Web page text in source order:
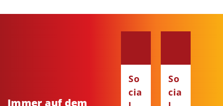
Immer auf dem
So
cia
So
cia